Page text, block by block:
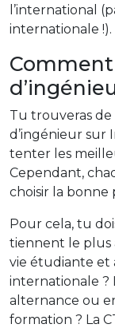
l’international
internationale !).
Tu trouveras de
d’ingénieur sur
tenter les
Cependant,
choisir la bonne
Pour cela, tu
tiennent le plus
vie étudiante et
internationale ?
alternance ou
formation ? La